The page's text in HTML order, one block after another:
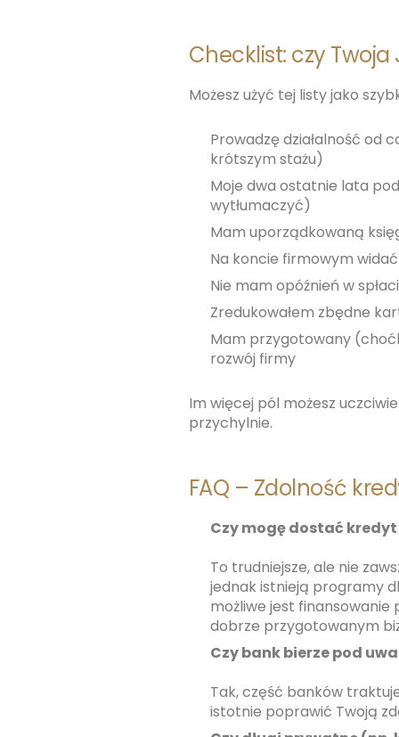
Checklist: czy
Możesz użyć tej listy jako
Prowadzę działalność od
krótszym stażu)
Moje dwa ostatnie lata
wytłumaczyć)
Mam uporządkowaną
Na koncie firmowym
Nie mam opóźnień w
Zredukowałem zbędne
Mam przygotowany
rozwój firmy
Im więcej pól możesz
przychylnie.
FAQ – Zdolność
Czy mogę dostać
To trudniejsze, ale nie
jednak istnieją programy
możliwe jest
dobrze przygotowanym
Czy bank bierze pod
Tak, część banków
istotnie poprawić Twoją